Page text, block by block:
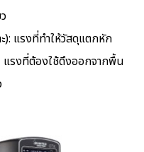
แรงที่ทำให้วัสดุแตกหัก
รงที่ต้องใช้ดึงออกจากพื้น